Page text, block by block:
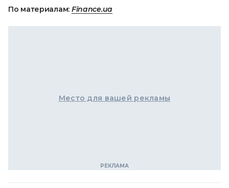
По материалам: Finance.ua
Место для вашей рекламы